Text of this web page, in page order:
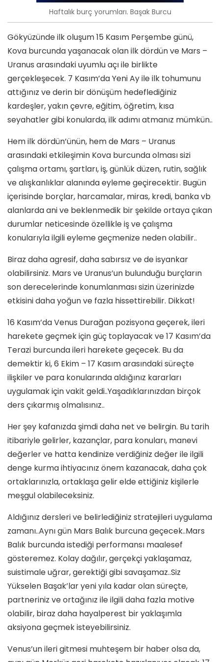
Haftalık burç yorumları. Başak Burcu
Gökyüzünde ilk oluşum 15 Kasım Perşembe günü,
Kova burcunda yaşanacak olan ilk dördün ve Mars –
Uranus arasındaki uyumlu açı ile birlikte
gerçekleşecek. 7 Kasım’da Yeni Ay ile ilk tohumunu
attığınız ve derin bir dönüşüm hedeflediğiniz
kardeşler, yakın çevre, eğitim, öğretim, kısa
seyahatler gibi konularda, ilk adımı atmanız mümkün..
Hem ilk dördün’ünün, hem de Mars – Uranus
arasındaki etkileşimin Kova burcunda olması sizi
çalışma ortamı, şartları, iş, günlük düzen, rutin, sağlık
ve alışkanlıklar alanında eyleme geçirecektir. Bugün
içerisinde borçlar, harcamalar, miras, kredi, banka vb
alanlarda ani ve beklenmedik bir şekilde ortaya çıkan
durumlar neticesinde özellikle iş ve çalışma
konularıyla ilgili eyleme geçmenize neden olabilir..
Biraz daha agresif, daha sabırsız ve de isyankar
olabilirsiniz. Mars ve Uranus’un bulunduğu burçların
son derecelerinde konumlanması sizin üzerinizde
etkisini daha yoğun ve fazla hissettirebilir. Dikkat!
16 Kasım’da Venus Durağan pozisyona geçerek, ileri
harekete geçmek için güç toplayacak ve 17 Kasım’da
Terazi burcunda ileri harekete geçecek. Bu da
demektir ki, 6 Ekim – 17 Kasım arasındaki süreçte
ilişkiler ve para konularında aldığınız kararları
uygulamak için vakit geldi..Yaşadıklarınızdan birçok
ders çıkarmış olmalısınız..
Her şey kafanızda şimdi daha net ve belirgin. Bu tarih
itibariyle gelirler, kazançlar, para konuları, manevi
değerler ve hatta kendinize verdiğiniz değer ile ilgili
denge kurma ihtiyacınız önem kazanacak, daha çok
ortaklarınızla, ortaklaşa gelir elde ettiğiniz kişilerle
meşgul olabileceksiniz.
Aldığınız dersleri ve belirlediğiniz stratejileri uygulama
zamanı..Aynı gün Mars Balık burcuna geçecek..Mars
Balık burcunda istediği performansı maalesef
gösteremez. Kolay dağılır, gerçekçi yaklaşamaz,
suistimale uğrar, gerektiği gibi savaşamaz..Siz
Yükselen Başak’lar yeni yıla kadar olan süreçte,
partneriniz ve ortağınız ile ilgili daha fazla motive
olabilir, biraz daha hayalperest bir yaklaşımla
aksiyona geçmek isteyebilirsiniz.
Venus’un ileri gitmesi muhteşem bir haber olsa da,